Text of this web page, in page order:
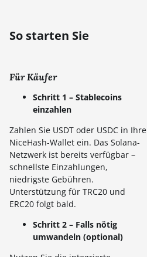
So starten Sie
Für Käufer
Schritt 1 – Stablecoins
einzahlen
Zahlen Sie USDT oder USDC in Ihre
NiceHash-Wallet ein. Das Solana-
Netzwerk ist bereits verfügbar –
schnellste Einzahlungen,
niedrigste Gebühren.
Unterstützung für TRC20 und
ERC20 folgt bald.
Schritt 2 – Falls nötig
umwandeln (optional)